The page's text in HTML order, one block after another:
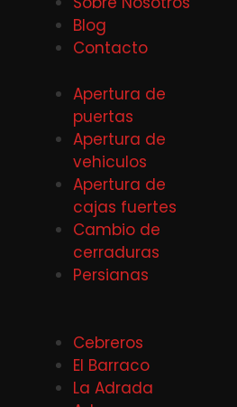
Blog
Contacto
Apertura de
puertas
Apertura de
vehiculos
Apertura de
cajas fuertes
Cambio de
cerraduras
Persianas
Cebreros
El Barraco
La Adrada